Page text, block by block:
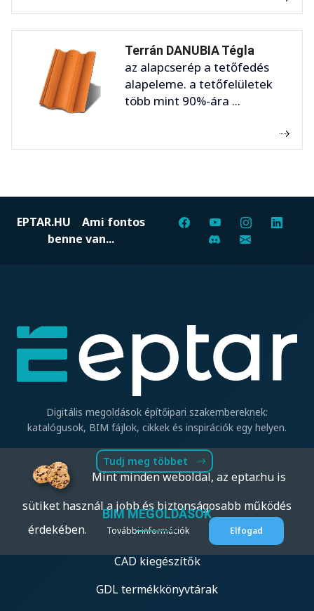
Terrán DANUBIA Tégla
az alapcserép a tetőfedés
alapeleme. a tetőfelületek
több mint 90%-ára ...
EPTAR.HU Ami fontos
benne van...
Digitális megoldások építőipari szakembereknek:
katalógusok, BIM fájlok, cikkek és inspirációk egy helyen.
Tudj meg többet
BIM MEGOLDÁSOK
CAD kiegészítők
GDL termékkönyvtárak
Mint minden weboldal, az eptar.hu is
sütiket használ a jobb és biztonságosabb működés
érdekében.
További információk Elfogad